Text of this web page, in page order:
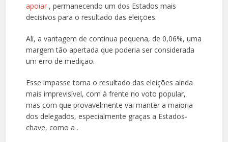
apoiar , permanecendo um dos Estados mais
decisivos para o resultado das eleições.
Ali, a vantagem de continua pequena, de 0,06%, uma
margem tão apertada que poderia ser considerada
um erro de medição.
Esse impasse torna o resultado das eleições ainda
mais imprevisível, com à frente no voto popular,
mas com que provavelmente vai manter a maioria
dos delegados, especialmente graças a Estados-
chave, como a .